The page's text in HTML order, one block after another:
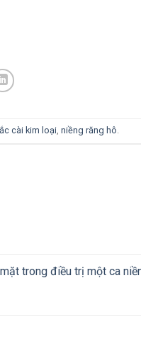
cài kim loại, niềng răng hô.
trong điều trị một ca